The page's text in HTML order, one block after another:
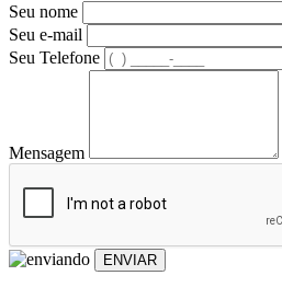
Seu nome
Seu e-mail
Seu Telefone
Mensagem
ENVIAR